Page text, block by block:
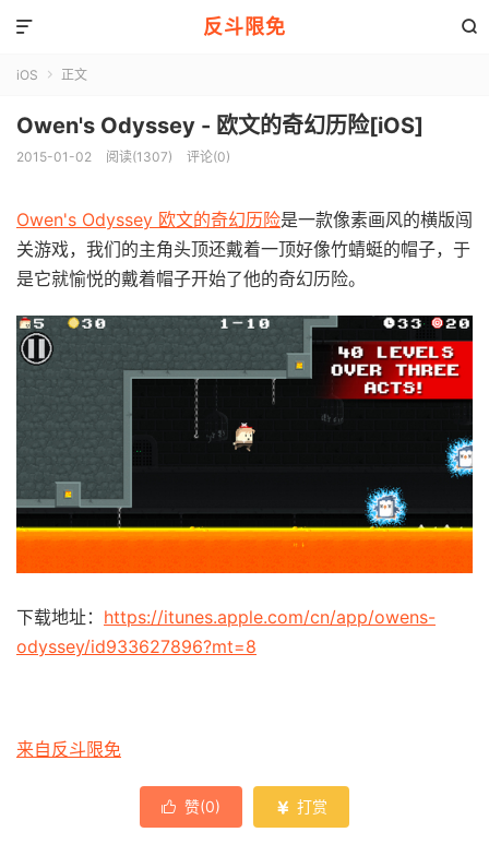
反斗限免 

iOS  正文
Owen's Odyssey - 欧文的奇幻历险[iOS]
2015-01-02 阅读(1307) 评论(0)
Owen's Odyssey 欧文的奇幻历险是一款像素画风的横版闯
关游戏，我们的主角头顶还戴着一顶好像竹蜻蜓的帽子，于
是它就愉悦的戴着帽子开始了他的奇幻历险。
下载地址： https://itunes.apple.com/cn/app/owens-
odyssey/id933627896?mt=8
来自反斗限免
 赞(0)  打赏